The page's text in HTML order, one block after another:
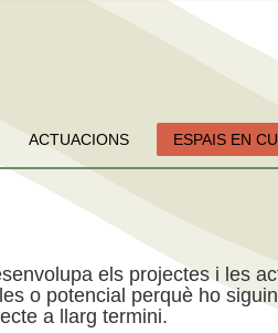
ACTUACIONS ESPAIS EN
els projectes i les
o potencial perquè ho
a llarg termini.